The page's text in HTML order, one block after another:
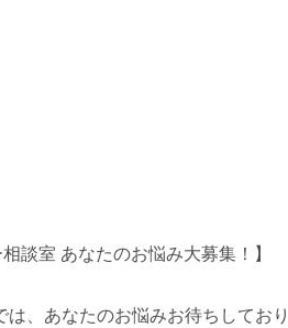
談室 あなたのお悩み大募集！】
は、あなたのお悩みお待ちしてお